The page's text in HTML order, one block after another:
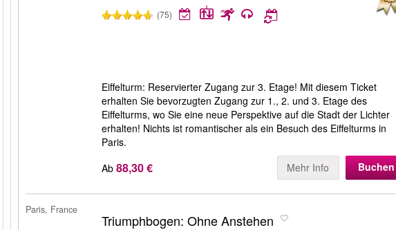
(75)
Eiffelturm: Reservierter Zugang zur 3. Etage! Mit diesem Ticket
erhalten Sie bevorzugten Zugang zur 1., 2. und 3. Etage des
Eiffelturms, wo Sie eine neue Perspektive auf die Stadt der Lichter
erhalten! Nichts ist romantischer als ein Besuch des Eiffelturms in
Paris.
Ab 88,30 € Mehr Info Buchen
Paris, France
Triumphbogen: Ohne Anstehen